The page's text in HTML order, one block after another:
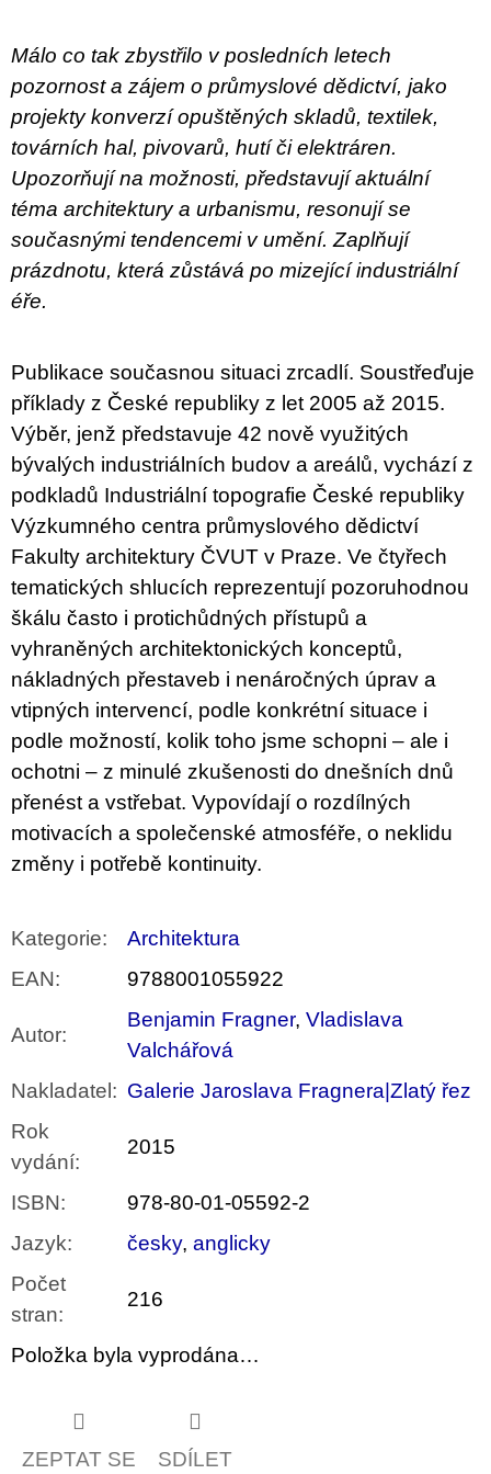
Málo co tak zbystřilo v posledních letech
pozornost a zájem o průmyslové dědictví, jako
projekty konverzí opuštěných skladů, textilek,
továrních hal, pivovarů, hutí či elektráren.
Upozorňují na možnosti, představují aktuální
téma architektury a urbanismu, resonují se
současnými tendencemi v umění. Zaplňují
prázdnotu, která zůstává po mizející industriální
éře.
Publikace současnou situaci zrcadlí. Soustřeďuje
příklady z České republiky z let 2005 až 2015.
Výběr, jenž představuje 42 nově využitých
bývalých industriálních budov a areálů, vychází z
podkladů Industriální topografie České republiky
Výzkumného centra průmyslového dědictví
Fakulty architektury ČVUT v Praze. Ve čtyřech
tematických shlucích reprezentují pozoruhodnou
škálu často i protichůdných přístupů a
vyhraněných architektonických konceptů,
nákladných přestaveb i nenáročných úprav a
vtipných intervencí, podle konkrétní situace i
podle možností, kolik toho jsme schopni – ale i
ochotni – z minulé zkušenosti do dnešních dnů
přenést a vstřebat. Vypovídají o rozdílných
motivacích a společenské atmosféře, o neklidu
změny i potřebě kontinuity.
Kategorie:
Architektura
EAN: 9788001055922
Autor:
Benjamin Fragner, Vladislava
Valchářová
Nakladatel : Galerie Jaroslava Fragnera|Zlatý řez
Rok
vydání:
2015
ISBN:
978-80-01-05592-2
Jazyk: česky, anglicky
Počet
stran:
216
Položka byla vyprodána…
ZEPTAT SE SDÍLET
e
e
ARTMAT
KRABIČKA
ARTMAT
KRABIČKA
200
Kč